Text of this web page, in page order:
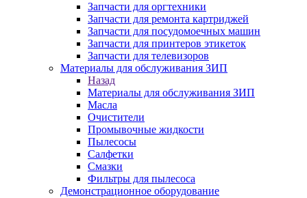
Запчасти для оргтехники
Запчасти для ремонта картриджей
Запчасти для посудомоечных машин
Запчасти для принтеров этикеток
Запчасти для телевизоров
Материалы для обслуживания ЗИП
Назад
Материалы для обслуживания ЗИП
Масла
Очистители
Промывочные жидкости
Пылесосы
Салфетки
Смазки
Фильтры для пылесоса
Демонстрационное оборудование